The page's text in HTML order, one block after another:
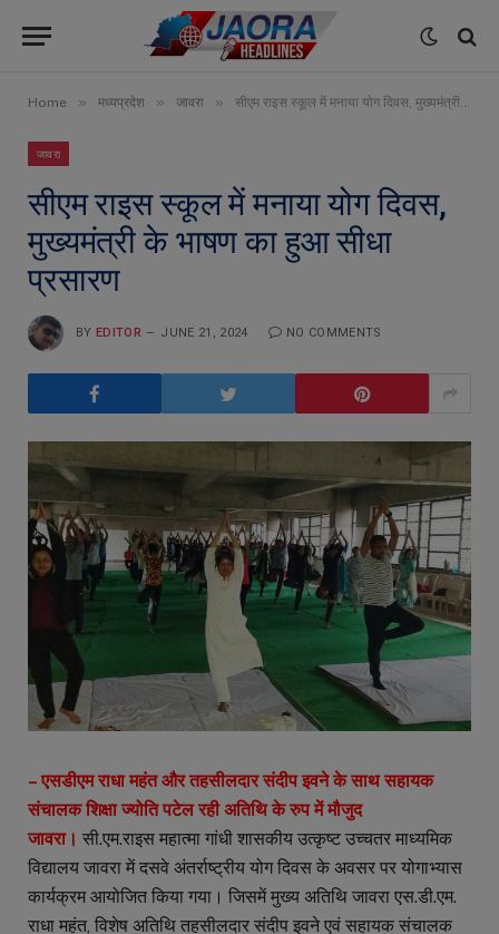
Home » मध्यप्रदेश » जावरा » सीएम राइस स्कूल में मनाया योग दिवस, मुख्यमंत्री के भाषण का हुआ सीधा प्रसारण
जावरा
सीएम राइस स्कूल में मनाया योग दिवस,
मुख्यमंत्री के भाषण का हुआ सीधा
प्रसारण
BY EDITOR JUNE 21, 2024 NO COMMENTS
– एसडीएम राधा महंत और तहसीलदार संदीप इवने के साथ सहायक
संचालक शिक्षा ज्योति पटेल रही अतिथि के रुप में मौजुद
जावरा। सी.एम.राइस महात्मा गांधी शासकीय उत्कृष्ट उच्चतर माध्यमिक
विद्यालय जावरा में दसवे अंतर्राष्ट्रीय योग दिवस के अवसर पर योगाभ्यास
कार्यक्रम आयोजित किया गया। जिसमें मुख्य अतिथि जावरा एस.डी.एम.
राधा महंत, विशेष अतिथि तहसीलदार संदीप इवने एवं सहायक संचालक